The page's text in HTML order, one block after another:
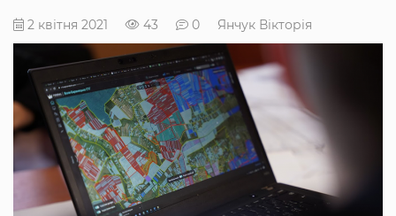
2 квітня 2021 43 0 Янчук Вікторія